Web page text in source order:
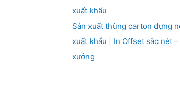
Sản xuất thùng carton đựng
xuất khẩu | In Offset sắc nét –
xưởng